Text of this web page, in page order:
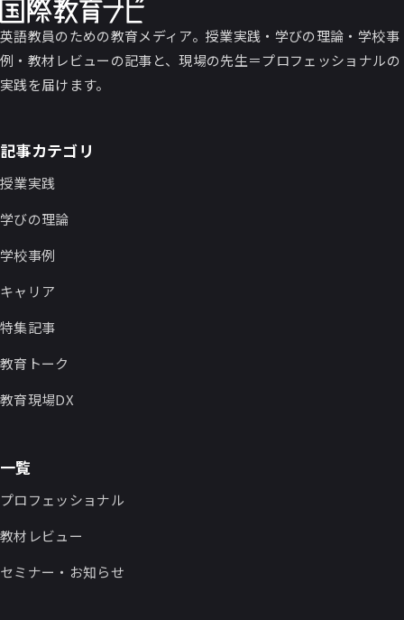
英語教員のための教育メディア。授業実践・学びの理論・学校事
例・教材レビューの記事と、現場の先生＝プロフェッショナルの
実践を届けます。
記事カテゴリ
授業実践
学びの理論
学校事例
キャリア
特集記事
教育トーク
教育現場DX
一覧
プロフェッショナル
教材レビュー
セミナー・お知らせ